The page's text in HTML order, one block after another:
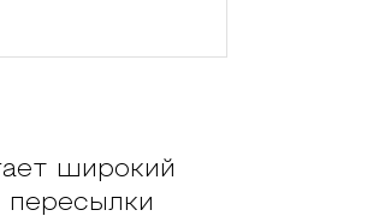
широкий
пересылки